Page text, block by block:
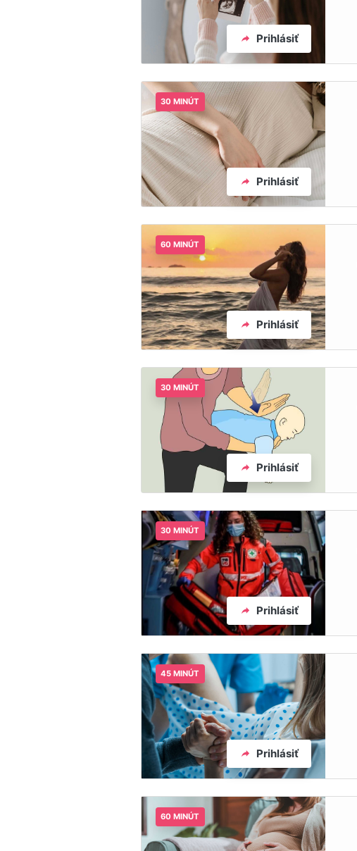
Prihlásiť
30 MINÚT
Prihlásiť
60 MINÚT
Prihlásiť
30 MINÚT
Prihlásiť
30 MINÚT
Prihlásiť
45 MINÚT
Prihlásiť
60 MINÚT